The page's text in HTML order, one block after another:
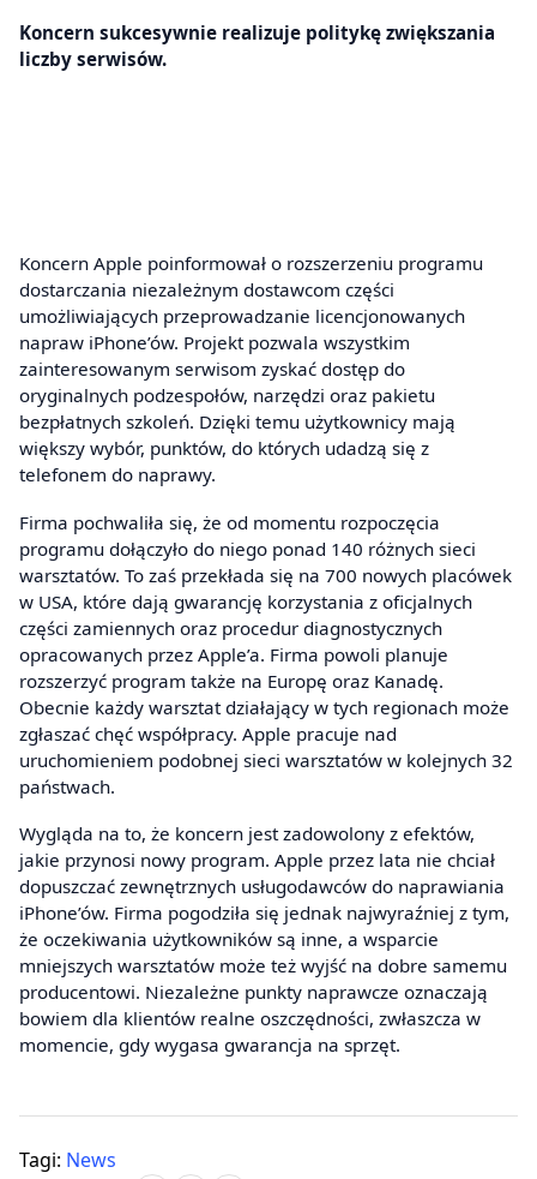
Koncern sukcesywnie realizuje politykę zwiększania
liczby serwisów.
Koncern Apple poinformował o rozszerzeniu programu
dostarczania niezależnym dostawcom części
umożliwiających przeprowadzanie licencjonowanych
napraw iPhone’ów. Projekt pozwala wszystkim
zainteresowanym serwisom zyskać dostęp do
oryginalnych podzespołów, narzędzi oraz pakietu
bezpłatnych szkoleń. Dzięki temu użytkownicy mają
większy wybór, punktów, do których udadzą się z
telefonem do naprawy.
Firma pochwaliła się, że od momentu rozpoczęcia
programu dołączyło do niego ponad 140 różnych sieci
warsztatów. To zaś przekłada się na 700 nowych placówek
w USA, które dają gwarancję korzystania z oficjalnych
części zamiennych oraz procedur diagnostycznych
opracowanych przez Apple’a. Firma powoli planuje
rozszerzyć program także na Europę oraz Kanadę.
Obecnie każdy warsztat działający w tych regionach może
zgłaszać chęć współpracy. Apple pracuje nad
uruchomieniem podobnej sieci warsztatów w kolejnych 32
państwach.
Wygląda na to, że koncern jest zadowolony z efektów,
jakie przynosi nowy program. Apple przez lata nie chciał
dopuszczać zewnętrznych usługodawców do naprawiania
iPhone’ów. Firma pogodziła się jednak najwyraźniej z tym,
że oczekiwania użytkowników są inne, a wsparcie
mniejszych warsztatów może też wyjść na dobre samemu
producentowi. Niezależne punkty naprawcze oznaczają
bowiem dla klientów realne oszczędności, zwłaszcza w
momencie, gdy wygasa gwarancja na sprzęt.
Tagi: News